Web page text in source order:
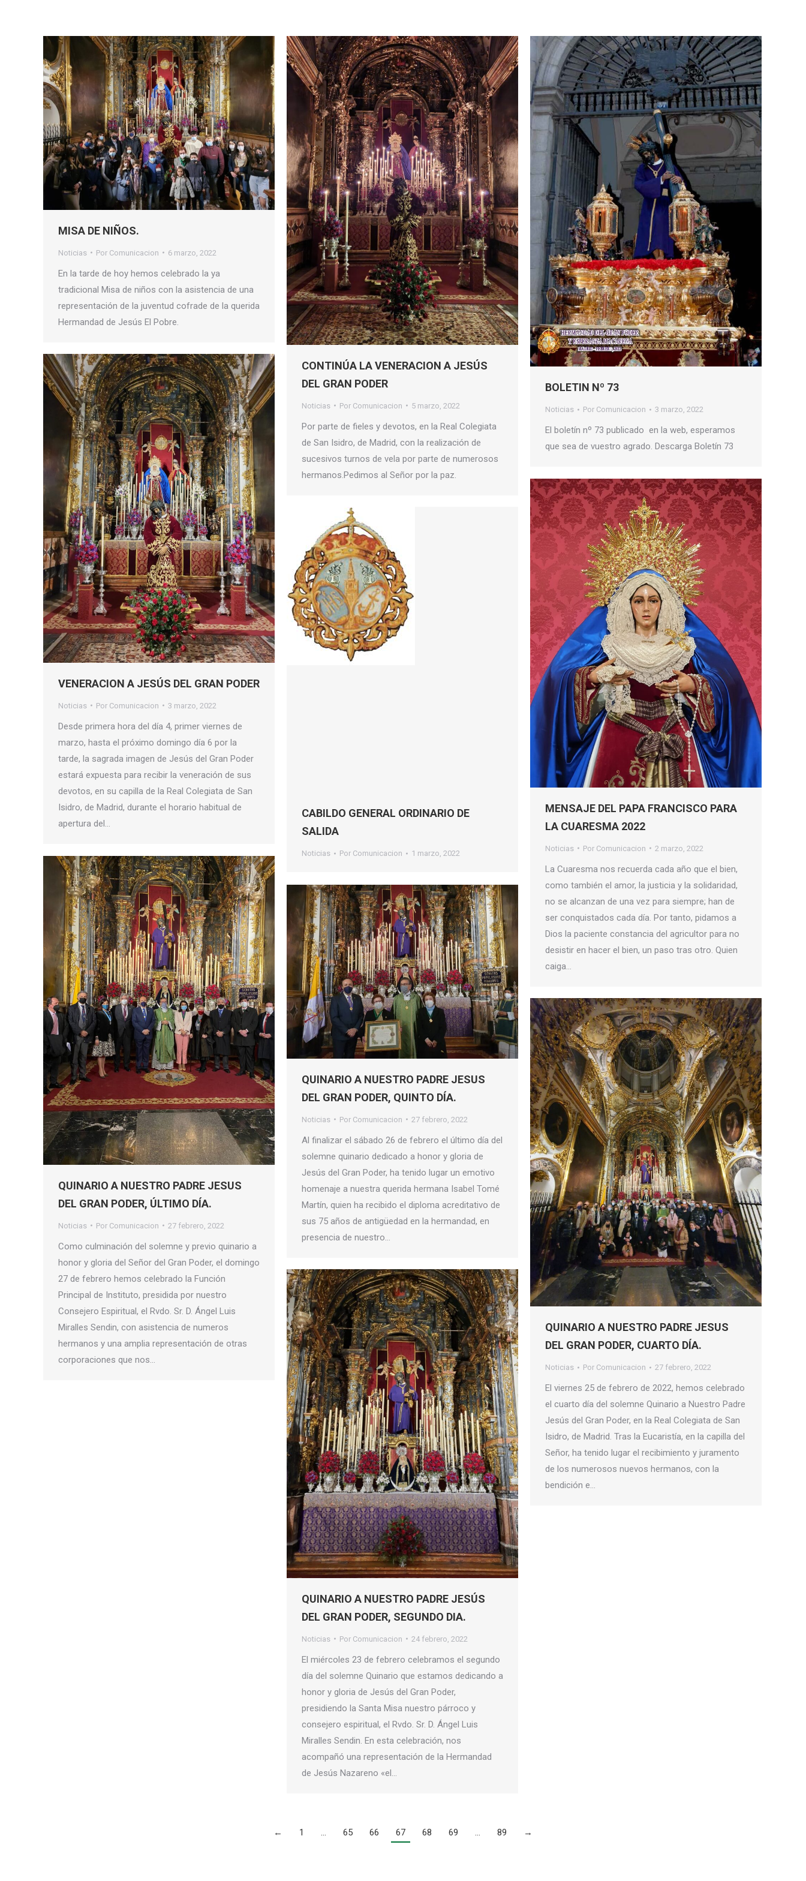
MISA DE NIÑOS.
Noticias Por Comunicacion 6 marzo, 2022
En la tarde de hoy hemos celebrado la ya
tradicional Misa de niños con la asistencia de una
representación de la juventud cofrade de la querida
Hermandad de Jesús El Pobre.
CONTINÚA LA VENERACION A JESÚS
DEL GRAN PODER
Noticias Por Comunicacion 5 marzo, 2022
Por parte de fieles y devotos, en la Real Colegiata
de San Isidro, de Madrid, con la realización de
sucesivos turnos de vela por parte de numerosos
hermanos.Pedimos al Señor por la paz.
BOLETIN Nº 73
Noticias Por Comunicacion 3 marzo, 2022
El boletín nº 73 publicado en la web, esperamos
que sea de vuestro agrado. Descarga Boletín 73
VENERACION A JESÚS DEL GRAN PODER
Noticias Por Comunicacion 3 marzo, 2022
Desde primera hora del día 4, primer viernes de
marzo, hasta el próximo domingo día 6 por la
tarde, la sagrada imagen de Jesús del Gran Poder
estará expuesta para recibir la veneración de sus
devotos, en su capilla de la Real Colegiata de San
Isidro, de Madrid, durante el horario habitual de
apertura del…
MENSAJE DEL PAPA FRANCISCO PARA
LA CUARESMA 2022
Noticias Por Comunicacion 2 marzo, 2022
La Cuaresma nos recuerda cada año que el bien,
como también el amor, la justicia y la solidaridad,
no se alcanzan de una vez para siempre; han de
ser conquistados cada día. Por tanto, pidamos a
Dios la paciente constancia del agricultor para no
desistir en hacer el bien, un paso tras otro. Quien
caiga…
CABILDO GENERAL ORDINARIO DE
SALIDA
Noticias Por Comunicacion 1 marzo, 2022
QUINARIO A NUESTRO PADRE JESUS
DEL GRAN PODER, ÚLTIMO DÍA.
Noticias Por Comunicacion 27 febrero, 2022
Como culminación del solemne y previo quinario a
honor y gloria del Señor del Gran Poder, el domingo
27 de febrero hemos celebrado la Función
Principal de Instituto, presidida por nuestro
Consejero Espiritual, el Rvdo. Sr. D. Ángel Luis
Miralles Sendin, con asistencia de numeros
hermanos y una amplia representación de otras
corporaciones que nos…
QUINARIO A NUESTRO PADRE JESUS
DEL GRAN PODER, QUINTO DÍA.
Noticias Por Comunicacion 27 febrero, 2022
Al finalizar el sábado 26 de febrero el último día del
solemne quinario dedicado a honor y gloria de
Jesús del Gran Poder, ha tenido lugar un emotivo
homenaje a nuestra querida hermana Isabel Tomé
Martín, quien ha recibido el diploma acreditativo de
sus 75 años de antigüedad en la hermandad, en
presencia de nuestro…
QUINARIO A NUESTRO PADRE JESUS
DEL GRAN PODER, CUARTO DÍA.
Noticias Por Comunicacion 27 febrero, 2022
El viernes 25 de febrero de 2022, hemos celebrado
el cuarto día del solemne Quinario a Nuestro Padre
Jesús del Gran Poder, en la Real Colegiata de San
Isidro, de Madrid. Tras la Eucaristía, en la capilla del
Señor, ha tenido lugar el recibimiento y juramento
de los numerosos nuevos hermanos, con la
bendición e…
QUINARIO A NUESTRO PADRE JESÚS
DEL GRAN PODER, SEGUNDO DIA.
Noticias Por Comunicacion 24 febrero, 2022
El miércoles 23 de febrero celebramos el segundo
día del solemne Quinario que estamos dedicando a
honor y gloria de Jesús del Gran Poder,
presidiendo la Santa Misa nuestro párroco y
consejero espiritual, el Rvdo. Sr. D. Ángel Luis
Miralles Sendin. En esta celebración, nos
acompañó una representación de la Hermandad
de Jesús Nazareno «el…
← 1 … 65 66 67 68 69 … 89 →